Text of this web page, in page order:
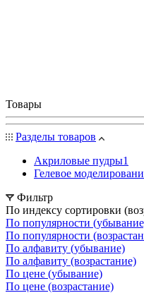
Товары
Разделы товаров
Акриловые пудры1
Гелевое
Фильтр
По индексу сортировки
По популярности
По популярности
По алфавиту (убывание)
По алфавиту (возрастание)
По цене (убывание)
По цене (возрастание)